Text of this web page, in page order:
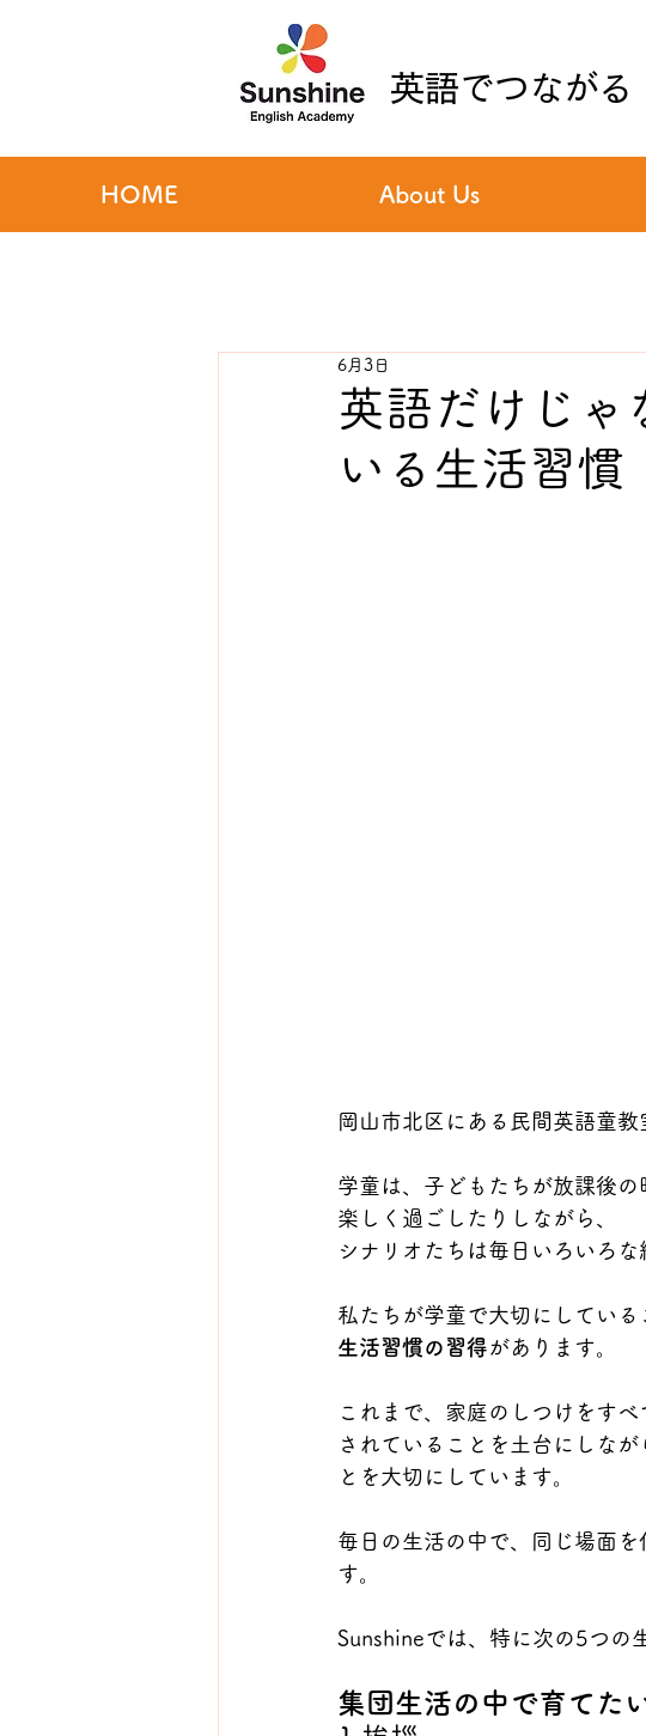
英語でつなが
HOME About Us
英語だけじゃ
いる生活習慣
6月3日
岡山市北区にある民間英語童
学童は、子どもたちが放課後
楽しく過ごしたりしながら、
シナリオたちは毎日いろいろな
私たちが学童で大切にしている
生活習慣の習得 があります。
これまで、家庭のしつけをす
されていることを土台にしな
とを大切にしています。
毎日の生活の中で、同じ場面
す。
Sunshineでは、特に次の5つの
集団生活の中で育てた